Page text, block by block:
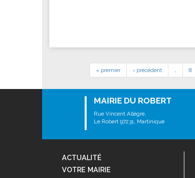
« premier ‹ précédent 8
MAIRIE DU ROBERT
Rue Vincent Allègre,
Le Robert 97231, Martinique
ACTUALITÉ
VOTRE MAIRIE